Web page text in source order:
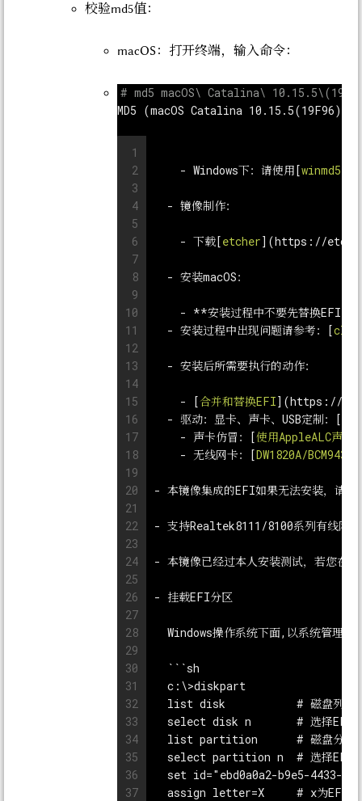
校验md5值：
macOS：打开终端，输入命令：
# md5 macOS\ Catalina\
MD5 (macOS Catalina
1
2
3
4
5
6
7
8
9
10
11
12
13
14
15
16
17
18
19
20
21
22
23
24
25
26
27
28
29
30
31
32
33
34
35
36
37
    -
Windows下：请使用[winmd5
  -
镜像制作：
    -
下载[etcher](https://
  -
安装macOS：
    -
**安装过程中不要先替换EFI，
  -
安装过程中出现问题请参考：[
  -
安装后所需要执行的动作：
    -
[合并和替换EFI](https://
  -
驱动：显卡、声卡、USB定制：[
    -
声卡仿冒：[使用AppleALC声卡
    -
无线网卡：[DW1820A/
- 本镜像集成的EFI如果无法安装，请
- 支持Realtek8111/8100系列有线网
- 本镜像已经过本人安装测试，若您在
- 挂载EFI分区
Windows操作系统下面,以系统管理员
```sh
  c:\>diskpart
  list disk           # 磁盘列表
select disk n       # 选择EFI分
list partition      # 磁盘分区
select partition n  # 选择EFI
assign letter=X     # x为EFI分